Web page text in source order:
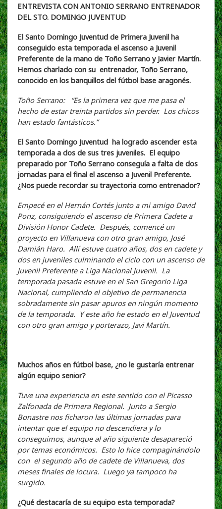
ENTREVISTA CON ANTONIO SERRANO ENTRENADOR
DEL STO. DOMINGO JUVENTUD
El Santo Domingo Juventud de Primera Juvenil ha
conseguido esta temporada el ascenso a Juvenil
Preferente de la mano de Toño Serrano y Javier Martín.
Hemos charlado con su entrenador, Toño Serrano,
conocido en los banquillos del fútbol base aragonés.
Toño Serrano: “Es la primera vez que me pasa el
hecho de estar treinta partidos sin perder. Los chicos
han estado fantásticos.”
El Santo Domingo Juventud ha logrado ascender esta
temporada a dos de sus tres juveniles. El equipo
preparado por Toño Serrano conseguía a falta de dos
jornadas para el final el ascenso a Juvenil Preferente.
¿Nos puede recordar su trayectoria como entrenador?
Empecé en el Hernán Cortés junto a mi amigo David
Ponz, consiguiendo el ascenso de Primera Cadete a
División Honor Cadete. Después, comencé un
proyecto en Villanueva con otro gran amigo, José
Damián Haro. Allí estuve cuatro años, dos en cadete y
dos en juveniles culminando el ciclo con un ascenso de
Juvenil Preferente a Liga Nacional Juvenil. La
temporada pasada estuve en el San Gregorio Liga
Nacional, cumpliendo el objetivo de permanencia
sobradamente sin pasar apuros en ningún momento
de la temporada. Y este año he estado en el Juventud
con otro gran amigo y porterazo, Javi Martín.
Muchos años en fútbol base, ¿no le gustaría entrenar
algún equipo senior?
Tuve una experiencia en este sentido con el Picasso
Zalfonada de Primera Regional. Junto a Sergio
Bonastre nos ficharon las últimas jornadas para
intentar que el equipo no descendiera y lo
conseguimos, aunque al año siguiente desapareció
por temas económicos. Esto lo hice compaginándolo
con el segundo año de cadete de Villanueva, dos
meses finales de locura. Luego ya tampoco ha
surgido.
¿Qué destacaría de su equipo esta temporada?